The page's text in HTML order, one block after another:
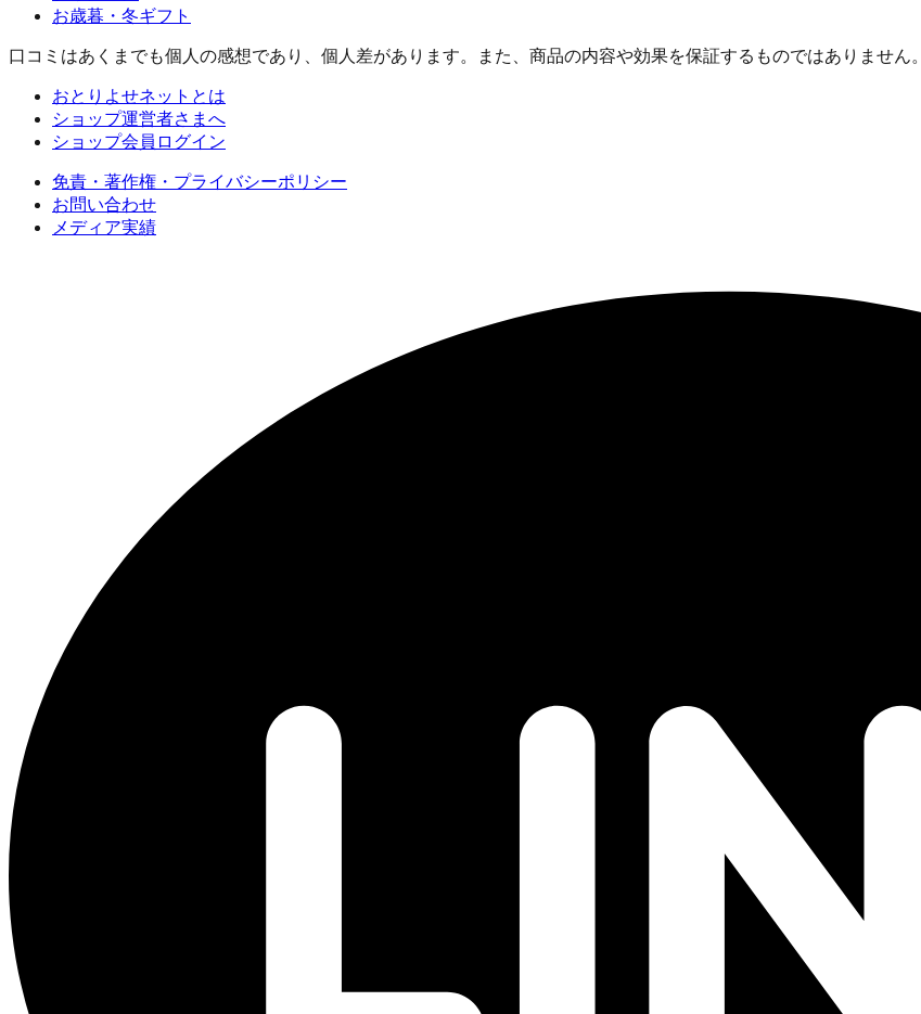
お歳暮・冬ギフト
口コミはあくまでも個人の感想であり、個人差があります。また、商品の内容や効果を保証するものではありません。
おとりよせネットとは
ショップ運営者さまへ
ショップ会員ログイン
免責・著作権・プライバシーポリシー
お問い合わせ
メディア実績